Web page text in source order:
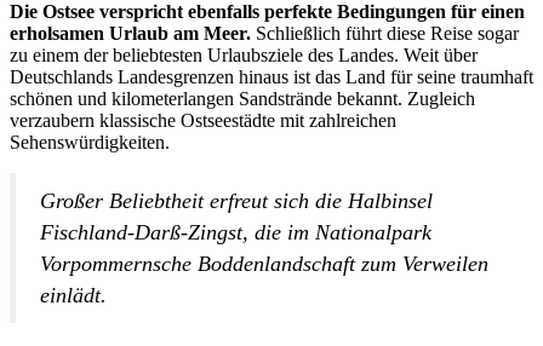
Die Ostsee verspricht ebenfalls perfekte Bedingungen für einen
erholsamen Urlaub am Meer. Schließlich führt diese Reise sogar
zu einem der beliebtesten Urlaubsziele des Landes. Weit über
Deutschlands Landesgrenzen hinaus ist das Land für seine traumhaft
schönen und kilometerlangen Sandstrände bekannt. Zugleich
verzaubern klassische Ostseestädte mit zahlreichen
Sehenswürdigkeiten.
Großer Beliebtheit erfreut sich die Halbinsel
Fischland-Darß-Zingst, die im Nationalpark
Vorpommernsche Boddenlandschaft zum Verweilen
einlädt.